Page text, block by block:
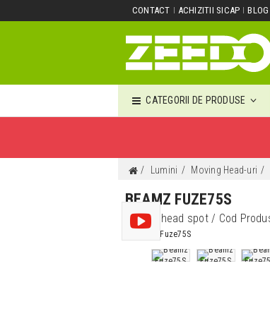
CONTACT ACHIZITII SICAP BLOG
CATEGORII DE PRODUSE
Lumini Moving Head-uri
BEAMZ FUZE75S
Moving head spot/ Cod